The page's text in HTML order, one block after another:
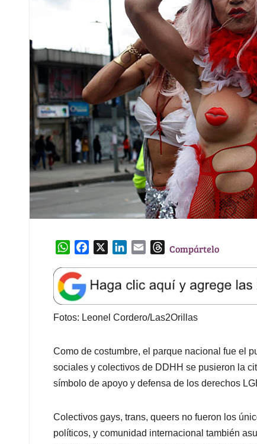
W
a
t
s
A
p
e
b
o
k
k
e
d
n
l
T
e
a
d
Compártelo
Fotos: Leonel Cordero/Las2Orillas
Como de costumbre, el parque nacional fue el
sociales y colectivos de DDHH se pusieron la
símbolo de apoyo y defensa de los derechos
Colectivos gays, trans, queers no fueron los
políticos, y comunidad internacional también